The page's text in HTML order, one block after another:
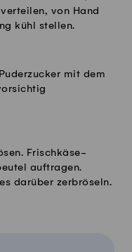
von Hand
kühl stellen.
mit dem
Frischkäse-
auftragen.
darüber zerbröseln.